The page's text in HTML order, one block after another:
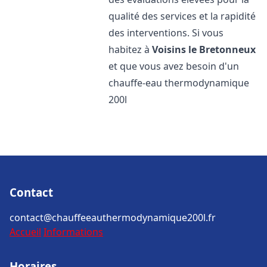
qualité des services et la rapidité
des interventions. Si vous
habitez àVoisins le Bretonneux
et que vous avez besoin d'un
chauffe-eau thermodynamique
200l
Contact
contact@chauffeeauthermodynamique200l.fr
Accueil Informations